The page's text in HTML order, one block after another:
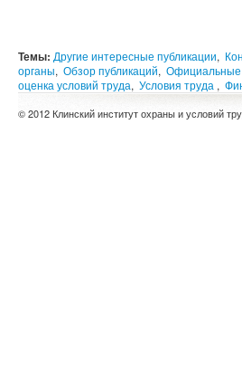
Темы: Другие интересные публикации,
органы, Обзор публикаций, Официальные
оценка условий труда, Условия труда ,
© 2012 Клинский институт охраны и условий